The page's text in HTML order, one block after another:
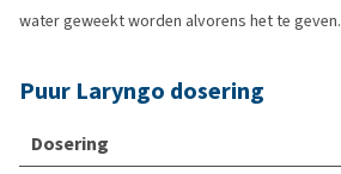
water geweekt worden alvorens het te geven.
Puur Laryngo dosering
Dosering